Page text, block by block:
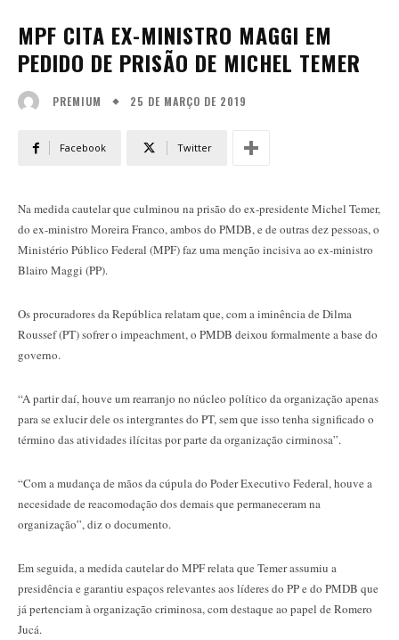
MPF CITA EX-MINISTRO MAGGI EM
PEDIDO DE PRISÃO DE MICHEL TEMER
PREMIUM 25 DE MARÇO DE 2019
Facebook Twitter
Na medida cautelar que culminou na prisão do ex-presidente Michel Temer,
do ex-ministro Moreira Franco, ambos do PMDB, e de outras dez pessoas, o
Ministério Público Federal (MPF) faz uma menção incisiva ao ex-ministro
Blairo Maggi (PP).
Os procuradores da República relatam que, com a iminência de Dilma
Roussef (PT) sofrer o impeachment, o PMDB deixou formalmente a base do
governo.
“A partir daí, houve um rearranjo no núcleo político da organização apenas
para se exlucir dele os intergrantes do PT, sem que isso tenha significado o
término das atividades ilícitas por parte da organização cirminosa”.
“Com a mudança de mãos da cúpula do Poder Executivo Federal, houve a
necesidade de reacomodação dos demais que permaneceram na
organização”, diz o documento.
Em seguida, a medida cautelar do MPF relata que Temer assumiu a
presidência e garantiu espaços relevantes aos líderes do PP e do PMDB que
já pertenciam à organização criminosa, com destaque ao papel de Romero
Jucá.